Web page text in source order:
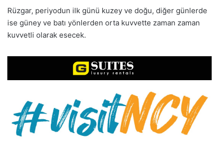
Rüzgar, periyodun ilk günü kuzey ve doğu, diğer günlerde
ise güney ve batı yönlerden orta kuvvette zaman zaman
kuvvetli olarak esecek.